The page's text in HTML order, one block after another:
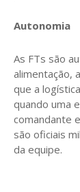
Autonomia
As FTs são
alimentação,
que a
quando uma
comandante
são oficiais
da equipe.